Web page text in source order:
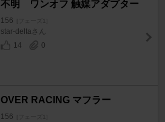
不明 ワンオフ 触媒アダプター
156 [フェーズ1]
star-deltaさん
14
0
OVER RACING マフラー
156 [フェーズ1]